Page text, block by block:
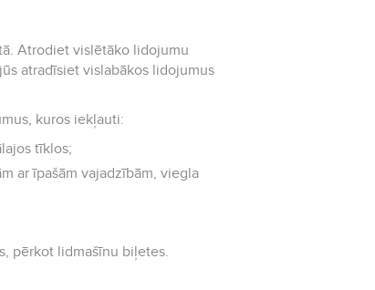
Atrodiet vislētāko lidojumu
atradīsiet vislabākos lidojumus
kuros iekļauti:
tīklos;
ar īpašām vajadzībām, viegla
pērkot lidmašīnu biļetes.